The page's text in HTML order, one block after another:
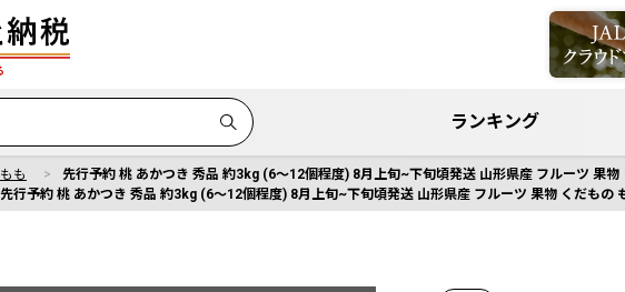
ランキング
もも
先行予約 桃 あかつき 秀品 約3kg (6〜12個程度) 8月上旬~下旬頃発送 山形県産 フルーツ 果
先行予約 桃 あかつき 秀品 約3kg (6〜12個程度) 8月上旬~下旬頃発送 山形県産 フルーツ 果物 くだも